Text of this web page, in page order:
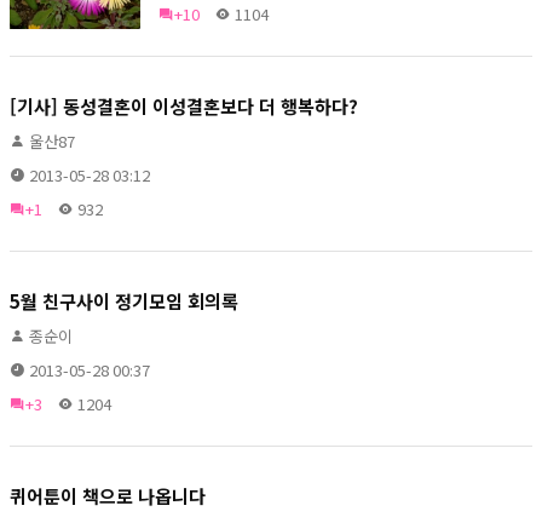
+10
1104
[기사] 동성결혼이 이성결혼보다 더 행복하다?
울산87
2013-05-28 03:12
+1
932
5월 친구사이 정기모임 회의록
종순이
2013-05-28 00:37
+3
1204
퀴어툰이 책으로 나옵니다